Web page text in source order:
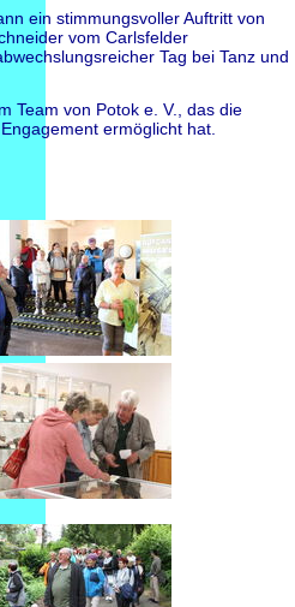
ein stimmungsvoller Auftritt von
vom Carlsfelder
Tag bei Tanz und
Team von Potok e. V., das die
ermöglicht hat.